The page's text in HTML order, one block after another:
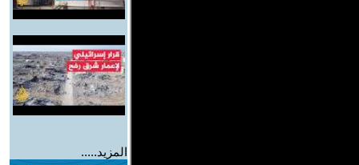
المزيد.....